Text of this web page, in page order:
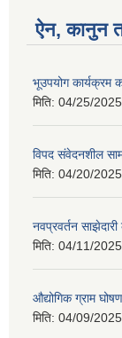
ऐन, कानुन
भूउपयोग कार्यक्रम
मिति: 04/25/
विपद संवेदनशील
मिति: 04/20/
नवप्रवर्तन साझेदारी
मिति: 04/11/
औद्योगिक ग्राम
मिति: 04/09/